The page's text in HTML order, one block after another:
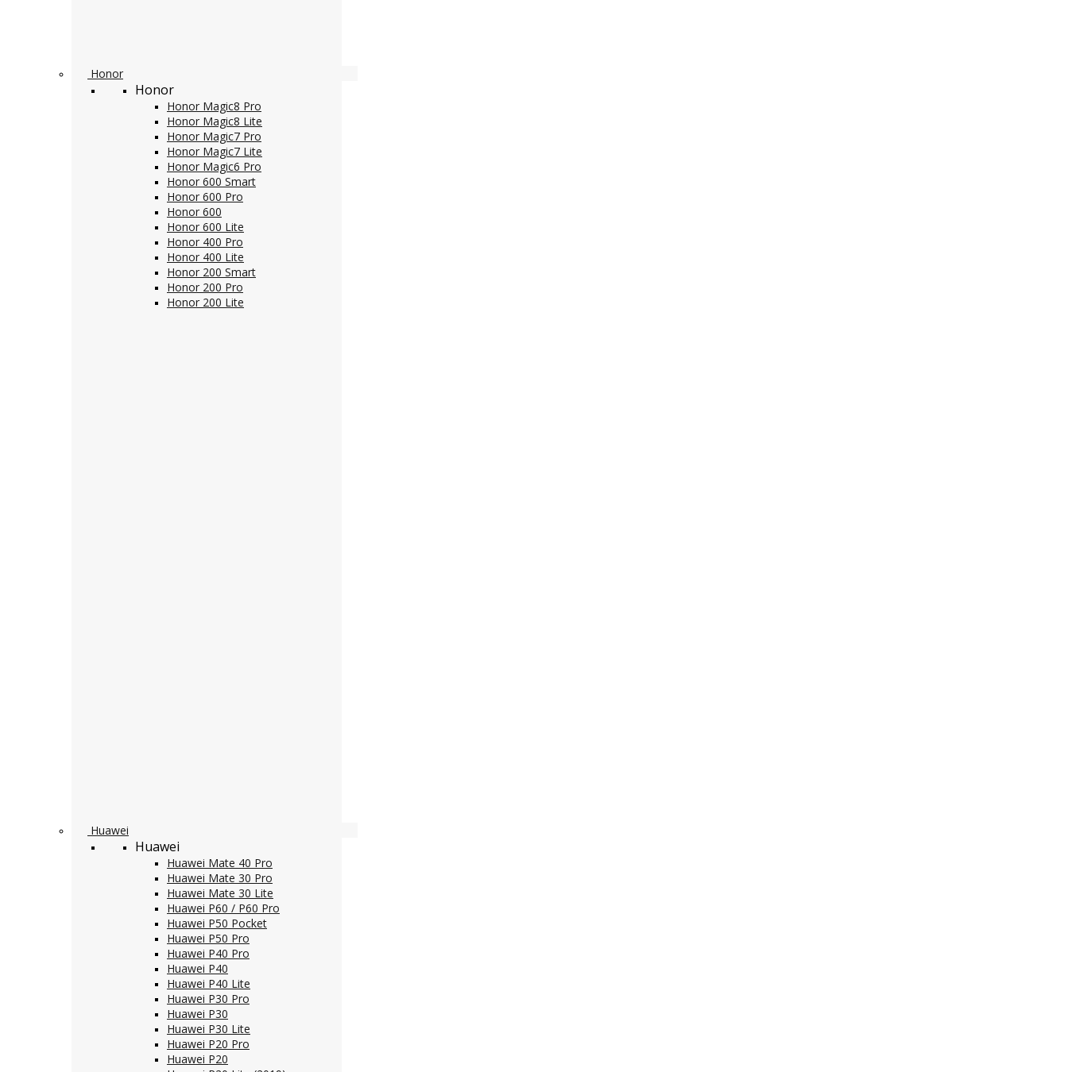
Honor
Honor
Honor Magic8 Pro
Honor Magic8 Lite
Honor Magic7 Pro
Honor Magic7 Lite
Honor Magic6 Pro
Honor 600 Smart
Honor 600 Pro
Honor 600
Honor 600 Lite
Honor 400 Pro
Honor 400 Lite
Honor 200 Smart
Honor 200 Pro
Honor 200 Lite
Huawei
Huawei
Huawei Mate 40 Pro
Huawei Mate 30 Pro
Huawei Mate 30 Lite
Huawei P60 / P60 Pro
Huawei P50 Pocket
Huawei P50 Pro
Huawei P40 Pro
Huawei P40
Huawei P40 Lite
Huawei P30 Pro
Huawei P30
Huawei P30 Lite
Huawei P20 Pro
Huawei P20